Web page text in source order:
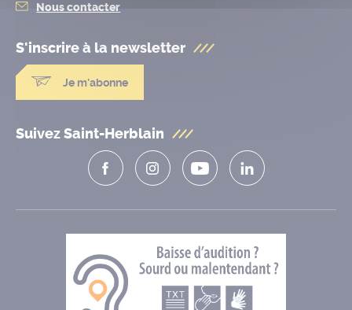
Nous contacter
S'inscrire à la newsletter
Je m'abonne
Suivez Saint-Herblain